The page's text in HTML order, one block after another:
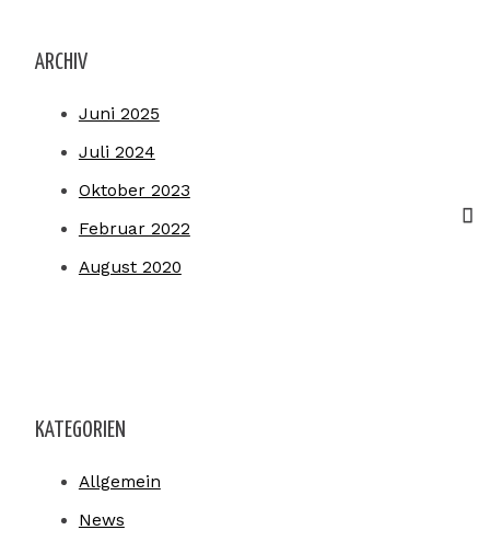
ARCHIV
Juni 2025
Juli 2024
Oktober 2023
Februar 2022
August 2020
KATEGORIEN
Allgemein
News